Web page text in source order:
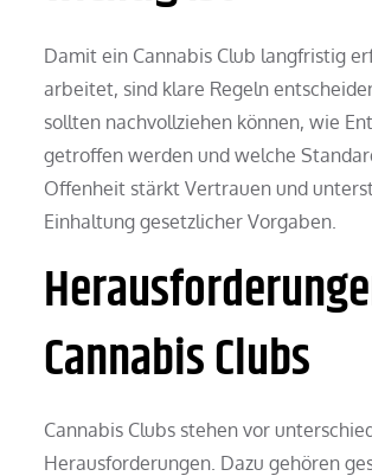
Damit ein Cannabis Club langfristig
arbeitet, sind klare Regeln
sollten nachvollziehen können, wie
getroffen werden und welche
Offenheit stärkt Vertrauen und
Einhaltung gesetzlicher Vorgaben.
Cannabis Clubs
Cannabis Clubs stehen vor
Herausforderungen. Dazu gehören